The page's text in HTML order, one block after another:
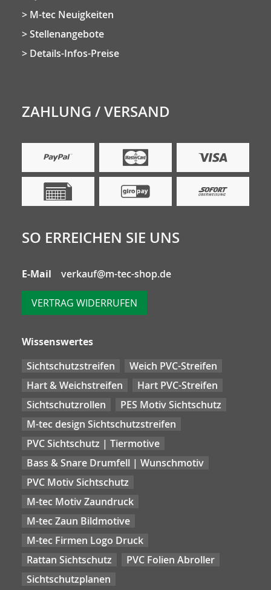
M-tec Neuigkeiten
Stellenangebote
Details-Infos-Preise
ZAHLUNG / VERSAND
SO ERREICHEN SIE UNS
E-Mail verkauf@m-tec-shop.de
VERTRAG WIDERRUFEN
Wissenswertes
Sichtschutzstreifen
Weich PVC-Streifen
Hart & Weichstreifen
Hart PVC-Streifen
Sichtschutzrollen
PES Motiv Sichtschutz
M-tec design Sichtschutzstreifen
PVC Sichtschutz | Tiermotive
Bass & Snare Drumfell | Wunschmotiv
PVC Motiv Sichtschutz
M-tec Motiv Zaundruck
M-tec Zaun Bildmotive
M-tec Firmen Logo Druck
Rattan Sichtschutz
PVC Folien Abroller
Sichtschutzplanen